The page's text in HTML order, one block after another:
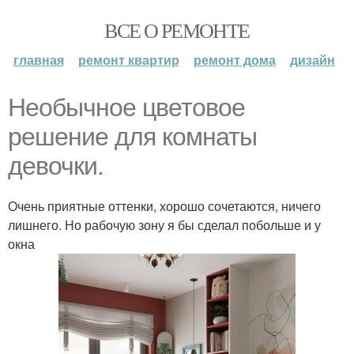
ВСЕ О РЕМОНТЕ
главная ремонт квартир ремонт дома дизайн
Необычное цветовое
решение для комнаты
девочки.
Очень приятные оттенки, хорошо сочетаются, ничего
лишнего. Но рабочую зону я бы сделал побольше и у
окна